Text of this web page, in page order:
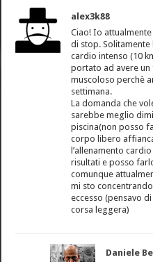
alex3k88
Ciao! Io
di stop.
cardio intenso (10
portato ad avere un
muscoloso perchè
settimana.
La domanda che
sarebbe meglio
piscina(non posso
corpo libero
l’allenamento
risultati e posso
comunque
mi sto
eccesso (pensavo
corsa leggera)
Daniele